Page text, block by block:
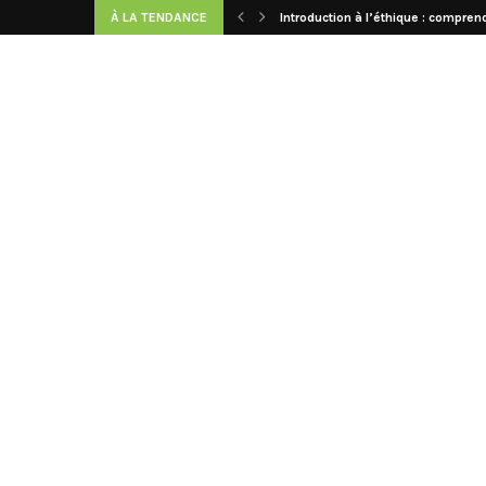
À LA TENDANCE Introduction à l’éthique :